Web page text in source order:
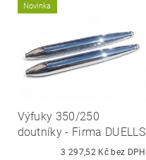
Novinka
Výfuky 350/250
doutníky - Firma DUELLS
3 297,52 Kč bez DPH